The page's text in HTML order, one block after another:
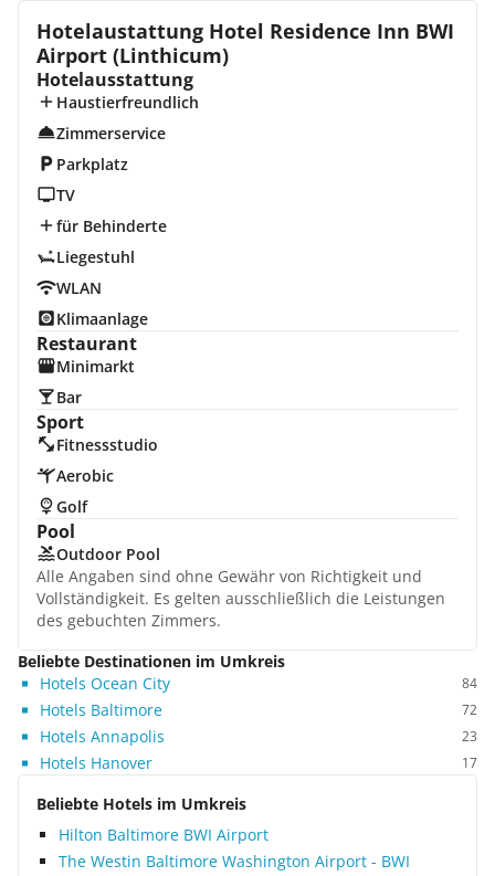
Hotelaustattung Hotel Residence Inn BWI
Airport (Linthicum)
Hotelausstattung
Haustierfreundlich
Zimmerservice
Parkplatz
TV
für Behinderte
Liegestuhl
WLAN
Klimaanlage
Restaurant
Minimarkt
Bar
Sport
Fitnessstudio
Aerobic
Golf
Pool
Outdoor Pool
Alle Angaben sind ohne Gewähr von Richtigkeit und
Vollständigkeit. Es gelten ausschließlich die Leistungen
des gebuchten Zimmers.
Beliebte Destinationen im Umkreis
Hotels Ocean City
84
Hotels Baltimore 72
Hotels Annapolis 23
Hotels Hanover 17
Beliebte Hotels im Umkreis
Hilton Baltimore BWI Airport
The Westin Baltimore Washington Airport - BWI